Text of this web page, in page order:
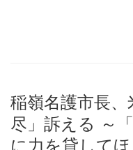
稲嶺名護市長
尽」訴える ～
に力を貸して